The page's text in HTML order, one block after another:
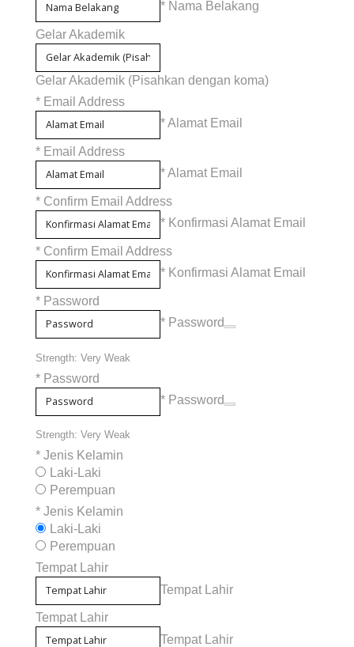
* Nama Belakang
Gelar Akademik
Gelar Akademik (Pisahkan dengan koma)
* Email Address
* Alamat Email
* Email Address
* Alamat Email
* Confirm Email Address
* Konfirmasi Alamat Email
* Confirm Email Address
* Konfirmasi Alamat Email
* Password
* Password
Strength: Very Weak
* Password
* Password
Strength: Very Weak
* Jenis Kelamin
Laki-Laki
Perempuan
* Jenis Kelamin
Laki-Laki
Perempuan
Tempat Lahir
Tempat Lahir
Tempat Lahir
Tempat Lahir